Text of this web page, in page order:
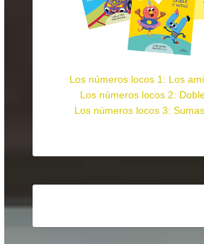
Los números locos 1: Los
Los números locos 2:
Los números locos 3: